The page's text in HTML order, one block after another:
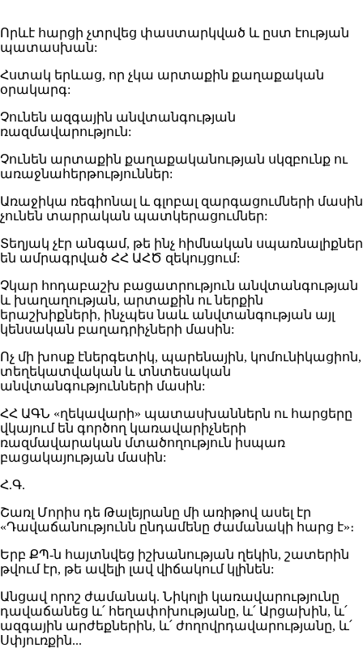
Որևէ հարցի չտրվեց փաստարկված և ըստ էության
պատասխան:
Հստակ երևաց, որ չկա արտաքին քաղաքական
օրակարգ:
Չունեն ազգային անվտանգության
ռազմավարություն:
Չունեն արտաքին քաղաքականության սկզբունք ու
առաջնահերթություններ:
Առաջիկա ռեգիոնալ և գլոբալ զարգացումների մասին
չունեն տարրական պատկերացումներ:
Տեղյակ չէր անգամ, թե ինչ հիմնական սպառնալիքներ
են ամրագրված ՀՀ ԱՀԾ զեկույցում:
Չկար հոդաբաշխ բացատրություն անվտանգության
և խաղաղության, արտաքին ու ներքին
երաշխիքների, ինչպես նաև անվտանգության այլ
կենսական բաղադրիչների մասին:
Ոչ մի խոսք էներգետիկ, պարենային, կոմունիկացիոն,
տեղեկատվական և տնտեսական
անվտանգությունների մասին:
ՀՀ ԱԳՆ «ղեկավարի» պատասխաններն ու հարցերը
վկայում են գործող կառավարիչների
ռազմավարական մտածողություն իսպառ
բացակայության մասին:
Հ.Գ.
Շառլ Մորիս դե Թալեյրանը մի առիթով ասել էր
«Դավաճանությունն ընդամենը ժամանակի հարց է»։
Երբ ՔՊ-ն հայտնվեց իշխանության ղեկին, շատերին
թվում էր, թե ավելի լավ վիճակում կլինեն:
Անցավ որոշ ժամանակ. Նիկոլի կառավարությունը
դավաճանեց և՛ հեղափոխությանը, և՛ Արցախին, և՛
ազգային արժեքներին, և՛ ժողովրդավարությանը, և՛
Սփյուռքին...